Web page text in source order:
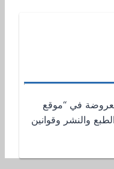
في “موقع
والنشر وقوانين